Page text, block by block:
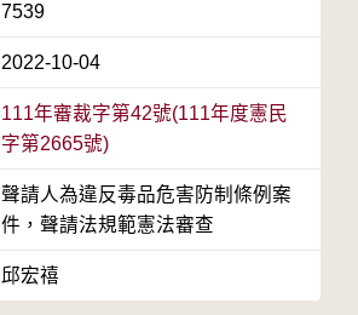
7539
2022-10-04
111年審裁字第42號(111年度憲民
字第2665號)
聲請人為違反毒品危害防制條例案
件，聲請法規範憲法審查
邱宏禧